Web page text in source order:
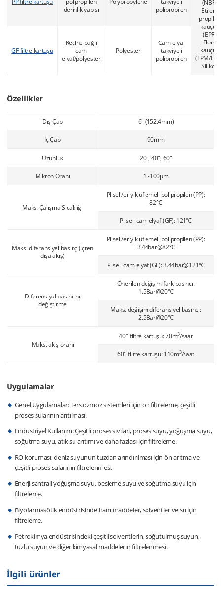
derinlik yapısı
polipropilen
(NBR)
Etilen-
propilen
kauçuk
(EPR)
Floro
kauçuk
(FPM/
Silikon
GF filtre kartuşu
Reçine bağlı
cam
elyaf/polyester
Polyester
Cam elyaf
takviyeli
polipropilen
Özellikler
Dış Çap 6" (152.4mm)
İç Çap 90mm
Uzunluk 20", 40", 60"
Mikron Oranı 1~100μm
Maks. Çalışma Sıcaklığı
Pliseli/eriyik üflemeli polipropilen (PP):
82℃
Pliseli cam elyaf (GF): 121℃
Maks. diferansiyel basınç (içten
dışa akış)
Pliseli/eriyik üflemeli polipropilen (PP):
3.44bar@82℃
Pliseli cam elyaf (GF): 3.44bar@121℃
Diferensiyal basıncını
değiştirme
Önerilen değişim fark basıncı:
1.5Bar@20℃
Maks. değişim diferansiyel basıncı:
2.5Bar@20℃
Maks. akış oranı
40'' filtre kartuşu: 70m3/saat
60'' filtre kartuşu: 110m3/saat
Uygulamalar
Genel Uygulamalar: Ters ozmoz sistemleri için ön filtreleme, çeşitli
proses sularının arıtılması.
Endüstriyel Kullanım: Çeşitli proses sıvıları, proses suyu, yoğuşma suyu,
soğutma suyu, atık su arıtımı ve daha fazlası için filtreleme.
RO koruması, deniz suyunun tuzdan arındırılması için ön arıtma ve
çeşitli proses sularının filtrelenmesi.
Enerji santrali yoğuşma suyu, besleme suyu ve soğutma suyu için
filtreleme.
Biyofarmasötik endüstrisinde ham maddeler, solventler ve su için
filtreleme.
Petrokimya endüstrisindeki çeşitli solventlerin, soğutulmuş suyun,
tuzlu suyun ve diğer kimyasal maddelerin filtrelenmesi.
İlgili ürünler